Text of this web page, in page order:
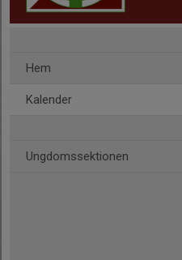
Hem
Kalender
Ungdomssektionen